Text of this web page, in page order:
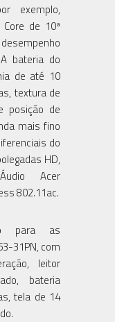
exemplo,
de 10ª
bateria do
de até 10
textura de
posição de
mais fino
do
HD,
Acer
802.11ac.
para as
31PN, com
leitor
bateria
tela de 14